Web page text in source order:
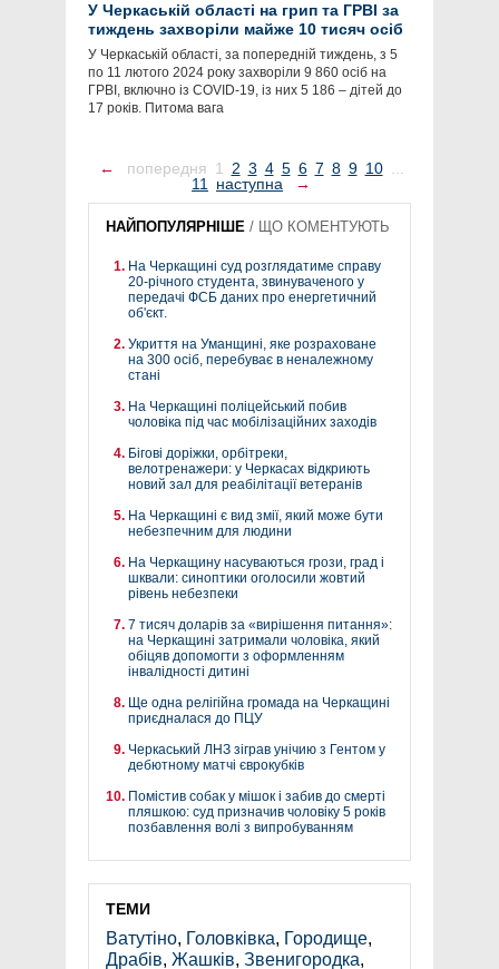
У Черкаській області на грип та ГРВІ за
тиждень захворіли майже 10 тисяч осіб
У Черкаській області, за попередній тиждень, з 5
по 11 лютого 2024 року захворіли 9 860 осіб на
ГРВІ, включно із COVID-19, із них 5 186 – дітей до
17 років. Питома вага
← попередня 1 2 3 4 5 6 7 8 9 10 ...
11 наступна →
НАЙПОПУЛЯРНІШЕ / ЩО КОМЕНТУЮТЬ
На Черкащині суд розглядатиме справу
20-річного студента, звинуваченого у
передачі ФСБ даних про енергетичний
об'єкт.
Укриття на Уманщині, яке розраховане
на 300 осіб, перебуває в неналежному
стані
На Черкащині поліцейський побив
чоловіка під час мобілізаційних заходів
Бігові доріжки, орбітреки,
велотренажери: у Черкасах відкриють
новий зал для реабілітації ветеранів
На Черкащині є вид змії, який може бути
небезпечним для людини
На Черкащину насуваються грози, град і
шквали: синоптики оголосили жовтий
рівень небезпеки
7 тисяч доларів за «вирішення питання»:
на Черкащині затримали чоловіка, який
обіцяв допомогти з оформленням
інвалідності дитині
Ще одна релігійна громада на Черкащині
приєдналася до ПЦУ
Черкаський ЛНЗ зіграв унічию з Гентом у
дебютному матчі єврокубків
Помістив собак у мішок і забив до смерті
пляшкою: суд призначив чоловіку 5 років
позбавлення волі з випробуванням
ТЕМИ
Ватутіно, Головківка, Городище,
Драбів, Жашків, Звенигородка,